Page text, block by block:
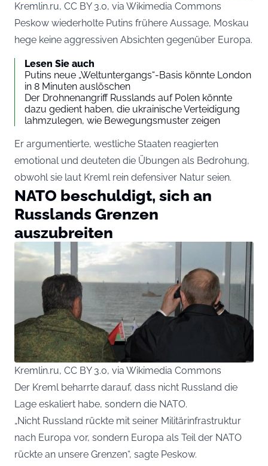
Kremlin.ru, CC BY 3.0, via Wikimedia Commons
Peskow wiederholte Putins frühere Aussage, Moskau
hege keine aggressiven Absichten gegenüber Europa.
Lesen Sie auch
Putins neue „Weltuntergangs“-Basis könnte London
in 8 Minuten auslöschen
Der Drohnenangriff Russlands auf Polen könnte
dazu gedient haben, die ukrainische Verteidigung
lahmzulegen, wie Bewegungsmuster zeigen
Er argumentierte, westliche Staaten reagierten
emotional und deuteten die Übungen als Bedrohung,
obwohl sie laut Kreml rein defensiver Natur seien.
NATO beschuldigt, sich an
Russlands Grenzen
auszubreiten
Kremlin.ru, CC BY 3.0, via Wikimedia Commons
Der Kreml beharrte darauf, dass nicht Russland die
Lage eskaliert habe, sondern die NATO.
„Nicht Russland rückte mit seiner Militärinfrastruktur
nach Europa vor, sondern Europa als Teil der NATO
rückte an unsere Grenzen“, sagte Peskow.